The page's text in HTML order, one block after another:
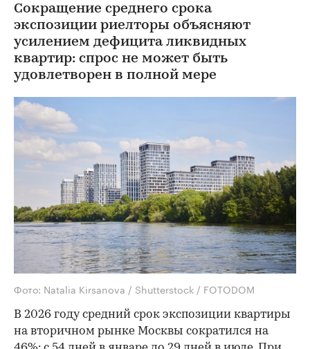
Сокращение среднего срока
экспозиции риелторы объясняют
усилением дефицита ликвидных
квартир: спрос не может быть
удовлетворен в полной мере
Фото: Natalia Kirsanova / Shutterstock / FOTODOM
В 2026 году средний срок экспозиции квартиры
на вторичном рынке Москвы сократился на